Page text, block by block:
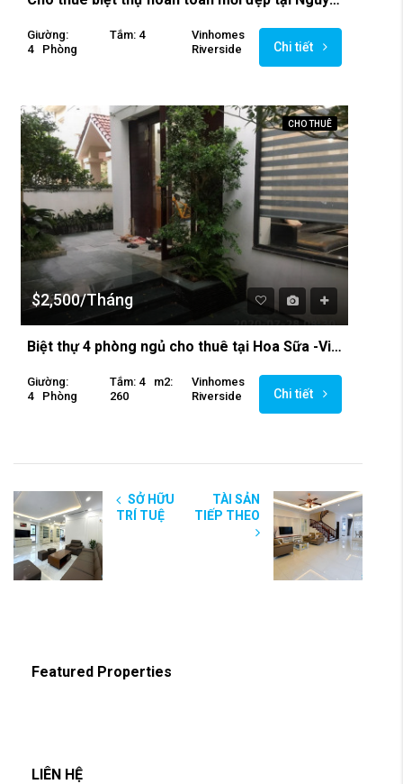
Giường:
4
Phòng
Tắm: 4
Vinhomes
Riverside
Chi tiết
CHO THUÊ
$2,500/Tháng
Biệt thự 4 phòng ngủ cho thuê tại Hoa Sữa -Vinhomes Riverside
Giường:
4
Phòng
Tắm: 4
M2:
260
Vinhomes
Riverside
Chi tiết
SỞ HỮU
TRÍ TUỆ
TÀI SẢN
TIẾP THEO
Featured Properties
LIÊN HỆ